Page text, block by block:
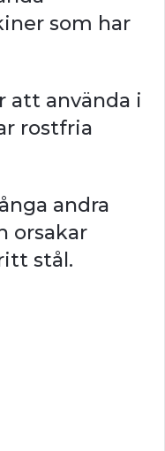
som har
att använda i
rostfria
andra
orsakar
stål.